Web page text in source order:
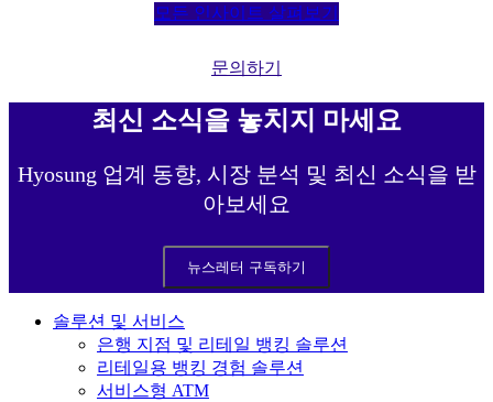
모든 인사이트 살펴보기
문의하기
최신 소식을 놓치지 마세요
Hyosung 업계 동향, 시장 분석 및 최신 소식을 받
아보세요
뉴스레터 구독하기
솔루션 및 서비스
은행 지점 및 리테일 뱅킹 솔루션
리테일용 뱅킹 경험 솔루션
서비스형 ATM